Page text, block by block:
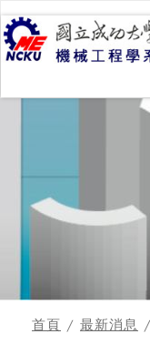
跳
到
主
要
容
首頁 / 最新消息 /